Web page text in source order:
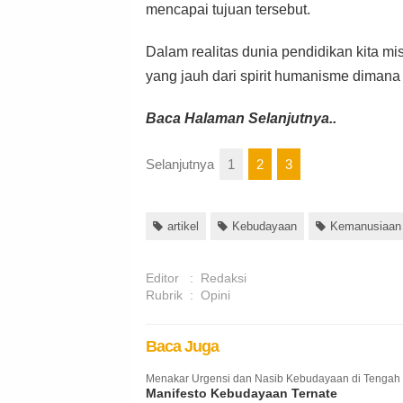
mencapai tujuan tersebut.
Dalam realitas dunia pendidikan kita
yang jauh dari spirit humanisme
Baca Halaman Selanjutnya..
Selanjutnya 1 2 3
artikel Kebudayaan Kemanusiaan
Editor :
Redaksi
Rubrik : Opini
Baca Juga
Menakar Urgensi dan Nasib Kebudayaan di
Manifesto Kebudayaan Ternate